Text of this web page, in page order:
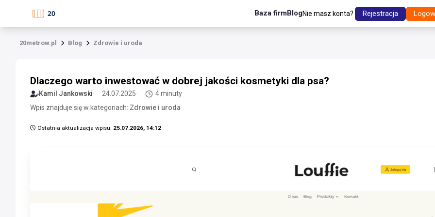
Baza firmBlogNie masz konta? Rejestracja
20metrow.pl Blog Zdrowie i uroda
Dlaczego warto inwestować w dobrej jakości kosmetyki dla psa?
Kamil Jankowski 24.07.2025
4 minuty
Wpis znajduje się w kategoriach: Zdrowie i uroda
Ostatnia aktualizacja wpisu: 25.07.2026, 14:12